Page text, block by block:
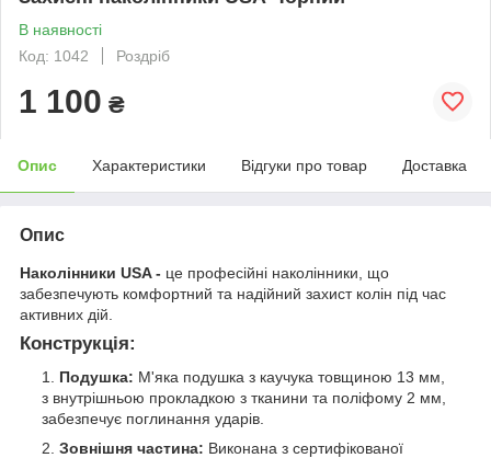
В наявності
Код: 1042
Роздріб
1 100 ₴
Опис Характеристики Відгуки про товар Доставка
Опис
Наколінники USA - це професійні наколінники, що
забезпечують комфортний та надійний захист колін під час
активних дій.
Конструкція:
Подушка: М'яка подушка з каучука товщиною 13 мм,
з внутрішньою прокладкою з тканини та поліфому 2 мм,
забезпечує поглинання ударів.
Зовнішня частина: Виконана з сертифікованої